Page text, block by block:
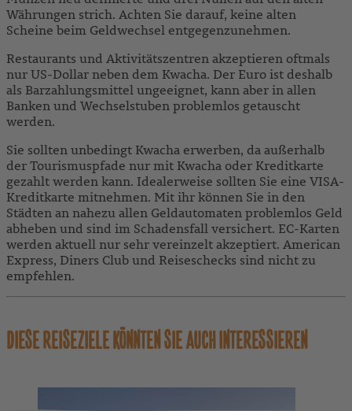
Währungen strich. Achten Sie darauf, keine alten
Scheine beim Geldwechsel entgegenzunehmen.
Restaurants und Aktivitätszentren akzeptieren oftmals
nur US-Dollar neben dem Kwacha. Der Euro ist deshalb
als Barzahlungsmittel ungeeignet, kann aber in allen
Banken und Wechselstuben problemlos getauscht
werden.
Sie sollten unbedingt Kwacha erwerben, da außerhalb
der Tourismuspfade nur mit Kwacha oder Kreditkarte
gezahlt werden kann. Idealerweise sollten Sie eine VISA-
Kreditkarte mitnehmen. Mit ihr können Sie in den
Städten an nahezu allen Geldautomaten problemlos Geld
abheben und sind im Schadensfall versichert. EC-Karten
werden aktuell nur sehr vereinzelt akzeptiert. American
Express, Diners Club und Reiseschecks sind nicht zu
empfehlen.
DIESE REISEZIELE KÖNNTEN SIE AUCH INTERESSIEREN